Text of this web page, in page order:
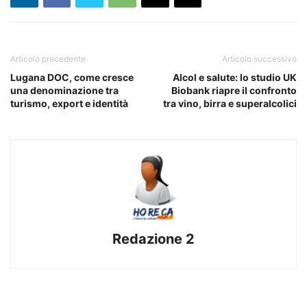
Articolo precedente
Lugana DOC, come cresce
una denominazione tra
turismo, export e identità
Articolo successivo
Alcol e salute: lo studio UK
Biobank riapre il confronto
tra vino, birra e superalcolici
Redazione 2